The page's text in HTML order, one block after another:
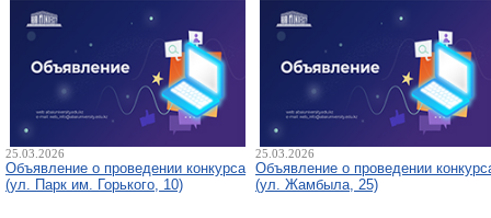
25.03.2026
Объявление о проведении конкурса
(ул. Парк им. Горького, 10)
25.03.2026
Объявление о проведении
(ул. Жамбыла, 25)